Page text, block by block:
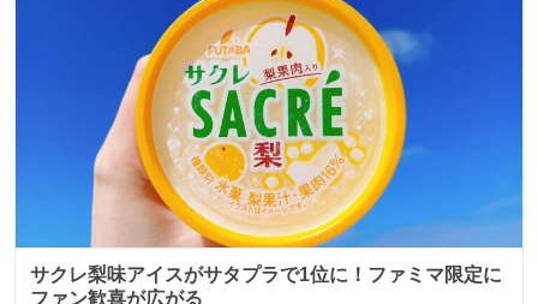
サクレ梨味アイスがサタプラで1位に！ファミマ限定に
ファン歓喜が広がる